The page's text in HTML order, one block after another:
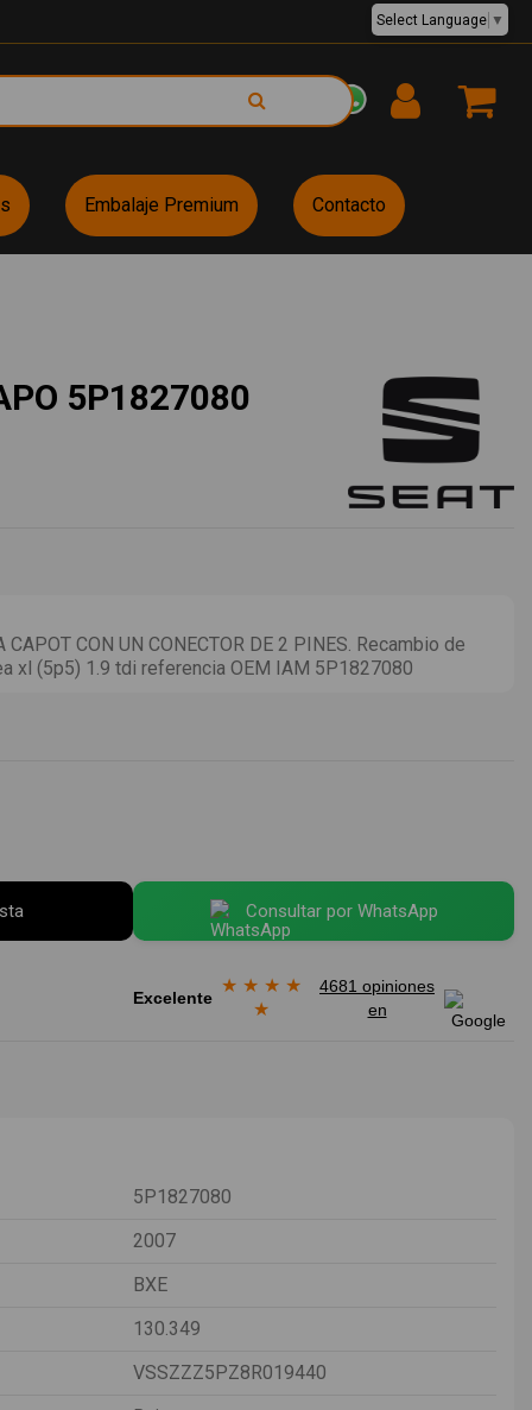
EUR €
Select Language ▼
Embalaje Premium Contacto
5P1827080
CAPOT CON UN CONECTOR DE 2 PINES. Recambio de
xl (5p5) 1.9 tdi referencia OEM IAM 5P1827080
Consultar por WhatsApp
Excelente
★ ★ ★ ★
★
4681 opiniones
en
5P1827080
2007
BXE
130.349
VSSZZZ5PZ8R019440